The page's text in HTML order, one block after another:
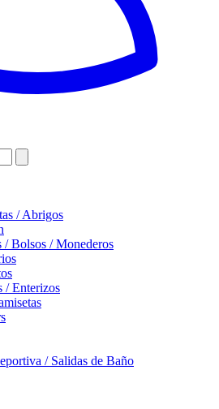
/ Abrigos
/ Bolsos / Monederos
/ Enterizos
/ Salidas de Baño